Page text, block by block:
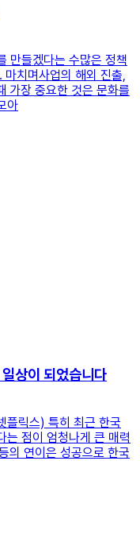
만들겠다는 수많은 정책
마치며사업의 해외 진출,
가장 중요한 것은 문화를
아
상이 되었습니다
플릭스) 특히 최근 한국
는 점이 엄청나게 큰 매력
의 연이은 성공으로 한국